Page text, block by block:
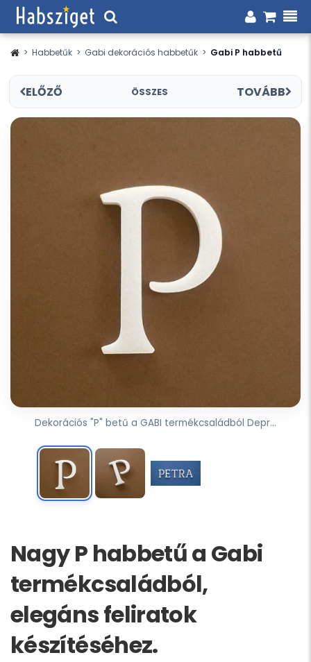
> Habbetűk > Gabi dekorációs habbetűk > Gabi P habbetű
ELŐZŐ ÖSSZES TOVÁBB
Dekorációs "P" betű a GABI termékcsaládból Depr...
Nagy P habbetű a Gabi
termékcsaládból,
elegáns feliratok
készítéséhez.